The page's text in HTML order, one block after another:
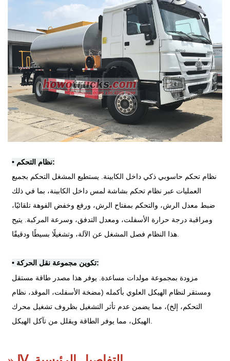
•
نظام التحكم:
نظام تحكم حاسوبي ذكي داخل الكابينة. يستطيع المشغل التحكم بجميع
العمليات عبر نظام تحكم بشاشة لمس داخل الكابينة، بما في ذلك
ضبط معدل الرش، والتحكم بمفتاح الرش، ورفع وخفض الفوهة تلقائيًا،
ومراقبة درجة حرارة الأسفلت، ومعدل التدفق، وسرعة المركبة. يتيح
•
تكوين مجموعة نقل الحركة:
مزودة بمجموعة مولدات مساعدة. يوفر هذا مصدر طاقة مستقل
ومستقر لنظام الهيكل العلوي بأكمله (مضخة الأسفلت، الموقد، نظام
التحكم، إلخ)، مما يضمن عدم تأثر التشغيل بظروف تشغيل محرك